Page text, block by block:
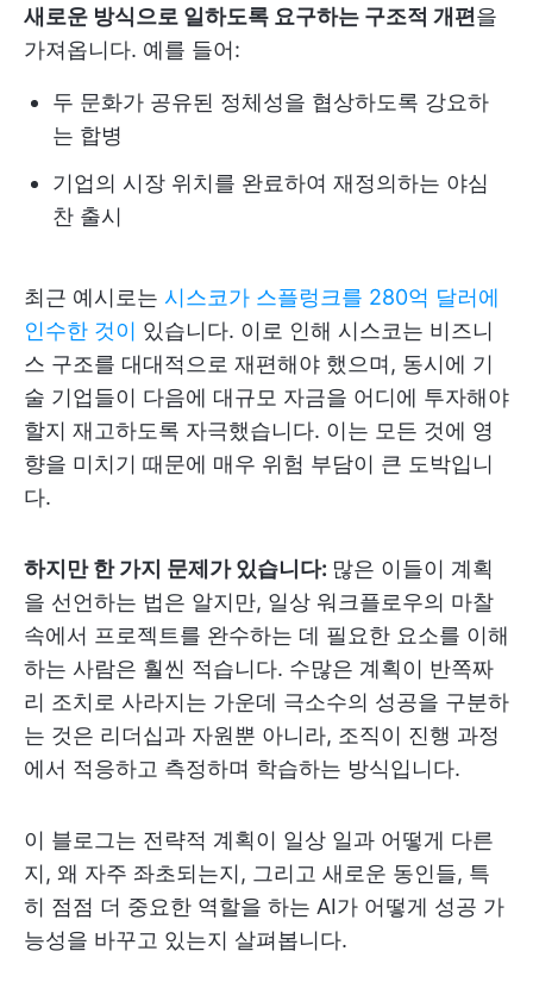
새로운 방식으로 일하도록 요구하는 구조적 개편 을
가져옵니다. 예를 들어:
두 문화가 공유된 정체성을 협상하도록 강요하
는 합병
기업의 시장 위치를 완료하여 재정의하는 야심
찬 출시
최근 예시로는 시스코가 스플렁크를 280억 달러에
인수한 것이 있습니다. 이로 인해 시스코는 비즈니
스 구조를 대대적으로 재편해야 했으며, 동시에 기
술 기업들이 다음에 대규모 자금을 어디에 투자해야
할지 재고하도록 자극했습니다. 이는 모든 것에 영
향을 미치기 때문에 매우 위험 부담이 큰 도박입니
다.
하지만 한 가지 문제가 있습니다: 많은 이들이 계획
을 선언하는 법은 알지만, 일상 워크플로우의 마찰
속에서 프로젝트를 완수하는 데 필요한 요소를 이해
하는 사람은 훨씬 적습니다. 수많은 계획이 반쪽짜
리 조치로 사라지는 가운데 극소수의 성공을 구분하
는 것은 리더십과 자원뿐 아니라, 조직이 진행 과정
에서 적응하고 측정하며 학습하는 방식입니다.
이 블로그는 전략적 계획이 일상 일과 어떻게 다른
지, 왜 자주 좌초되는지, 그리고 새로운 동인들, 특
히 점점 더 중요한 역할을 하는 AI가 어떻게 성공 가
능성을 바꾸고 있는지 살펴봅니다.